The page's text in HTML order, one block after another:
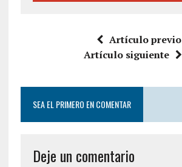
Artículo previo
Artículo siguiente
SEA EL PRIMERO EN COMENTAR
Deje un comentario